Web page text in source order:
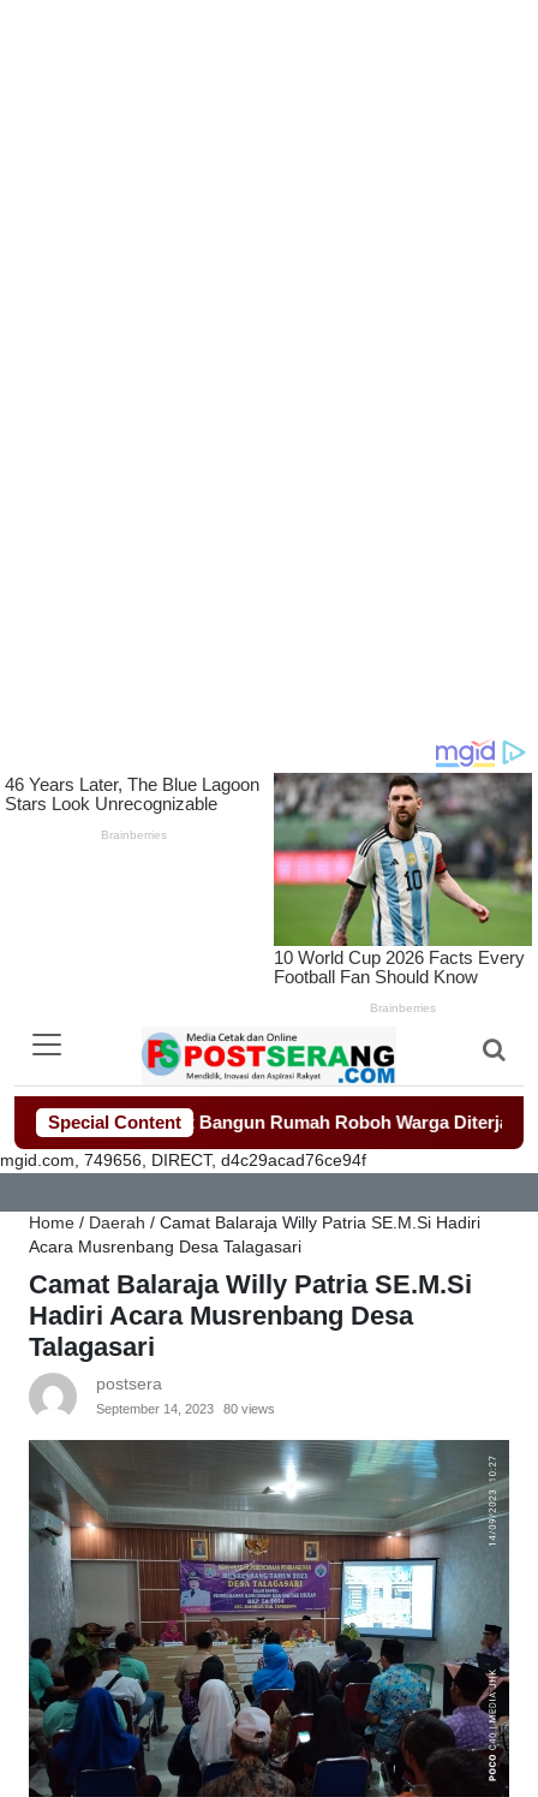
Special Content
Gerak Cepat Bangun Rumah Roboh Warga Diterjang Puting
mgid.com, 749656, DIRECT, d4c29acad76ce94f
Home / Daerah / Camat Balaraja Willy Patria SE.M.Si Hadiri
Acara Musrenbang Desa Talagasari
Camat Balaraja Willy Patria SE.M.Si
Hadiri Acara Musrenbang Desa
Talagasari
postsera
September 14, 2023 80 views